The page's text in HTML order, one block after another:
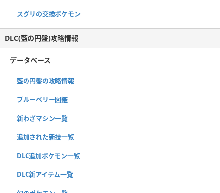
スグリの交換ポケモン
DLC(藍の円盤)攻略情報
データベース
藍の円盤の攻略情報
ブルーベリー図鑑
新わざマシン一覧
追加された新技一覧
DLC追加ポケモン一覧
DLC新アイテム一覧